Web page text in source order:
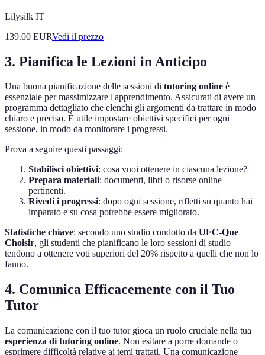
Lilysilk IT
139.00 EURVedi il prezzo
3. Pianifica le Lezioni in Anticipo
Una buona pianificazione delle sessioni di tutoring online è
essenziale per massimizzare l'apprendimento. Assicurati di avere un
programma dettagliato che elenchi gli argomenti da trattare in modo
chiaro e preciso. È utile impostare obiettivi specifici per ogni
sessione, in modo da monitorare i progressi.
Prova a seguire questi passaggi:
Stabilisci obiettivi: cosa vuoi ottenere in ciascuna lezione?
Prepara materiali: documenti, libri o risorse online
pertinenti.
Rivedi i progressi: dopo ogni sessione, rifletti su quanto hai
imparato e su cosa potrebbe essere migliorato.
Statistiche chiave: secondo uno studio condotto da UFC-Que
Choisir, gli studenti che pianificano le loro sessioni di studio
tendono a ottenere voti superiori del 20% rispetto a quelli che non lo
fanno.
4. Comunica Efficacemente con il Tuo
Tutor
La comunicazione con il tuo tutor gioca un ruolo cruciale nella tua
esperienza di tutoring online. Non esitare a porre domande o
esprimere difficoltà relative ai temi trattati. Una comunicazione